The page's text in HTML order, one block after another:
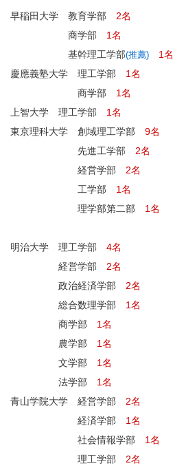
早稲田大学 教育学部 2名
商学部 1名
基幹理工学部(推薦)
1名
慶應義塾大学 理工学部 1名
商学部 1名
上智大学 理工学部 1名
東京理科大学 創域理工学部 9名
先進工学部 2名
経営学部 2名
工学部 1名
理学部第二部 1名
明治大学 理工学部 4名
経営学部 2名
政治経済学部 2名
総合数理学部 1名
商学部 1名
農学部 1名
文学部 1名
法学部 1名
青山学院大学 経営学部 2名
経済学部 1名
社会情報学部 1名
理工学部 2名